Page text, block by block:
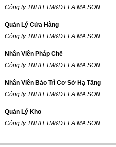
Công ty TNHH TM&ĐT LA.MA.SON
Quản Lý Cửa Hàng
Công ty TNHH TM&ĐT LA.MA.SON
Nhân Viên Pháp Chế
Công ty TNHH TM&ĐT LA.MA.SON
Nhân Viên Bảo Trì Cơ Sở Hạ Tầng
Công ty TNHH TM&ĐT LA.MA.SON
Quản Lý Kho
Công ty TNHH TM&ĐT LA.MA.SON